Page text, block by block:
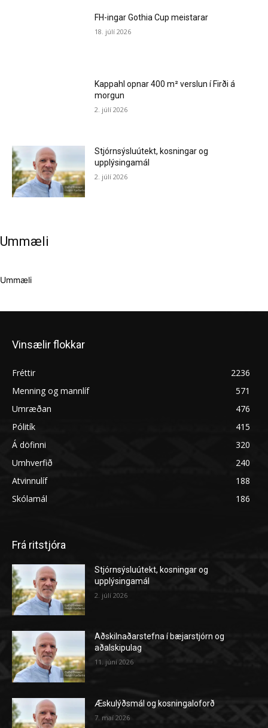
FH-ingar Gothia Cup meistarar
18. júlí 2026
Kappahl opnar 400 m² verslun í Firði á
morgun
2. júlí 2026
Stjórnsýsluútekt, kosningar og
upplýsingamál
2. júlí 2026
Ummæli
Ummæli
Vinsælir flokkar
Fréttir
2236
Menning og mannlíf
571
Umræðan
476
Pólitík
415
Á döfinni
320
Umhverfið
240
Atvinnulíf
188
Skólamál
186
Frá ritstjóra
Stjórnsýsluútekt, kosningar og
upplýsingamál
2. júlí 2026
Aðskilnaðarstefna í bæjarstjórn og
aðalskipulag
11. júní 2026
Æskulýðsmál og kosningaloforð
7. maí 2026